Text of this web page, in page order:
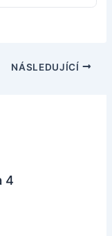
NÁSLEDUJÍCÍ
4